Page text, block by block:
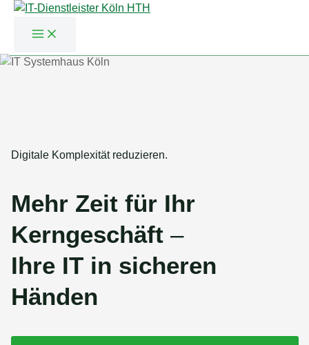
Zum
Digitale Komplexität reduzieren.
Mehr Zeit für Ihr
Kerngeschäft–
Ihre IT in sicheren
Händen